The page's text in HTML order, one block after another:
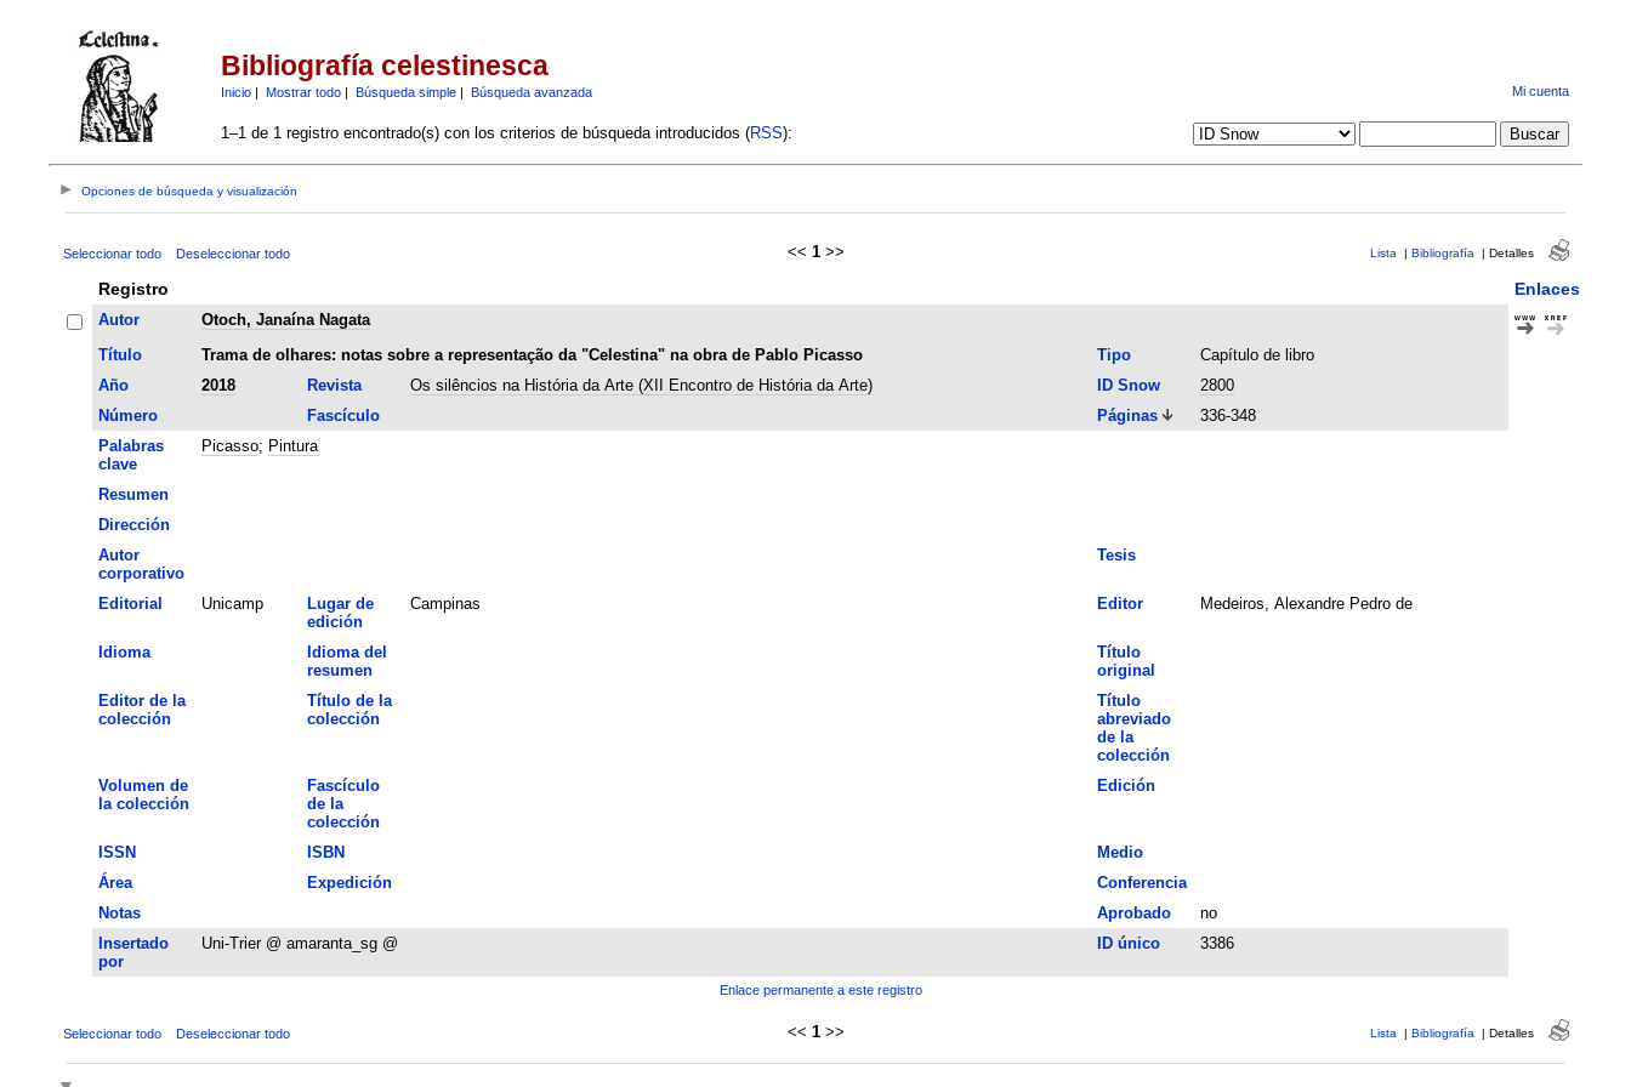
Bibliografía celestinesca
Inicio| Mostrar todo| Búsqueda simple| Búsqueda avanzada Mi cuenta
1–1 de 1 registro encontrado(s) con los criterios de búsqueda introducidos (RSS):
Opciones de búsqueda y visualización
Seleccionar todo Deseleccionar todo << 1 >> Lista | Bibliografía | Detalles
Registro Enlaces
Autor
Otoch, Janaína Nagata
Título
Trama de olhares: notas sobre a representação da "Celestina" na obra de Pablo Picasso Tipo
Capítulo de libro
Año
2018 Revista Os silêncios na História da Arte (XII Encontro de História da Arte) ID Snow
2800
Número
Fascículo Páginas
336-348
Palabras
clave
Picasso; Pintura
Resumen
Dirección
Autor
corporativo
Tesis
Editorial Unicamp
Lugar de
edición
Campinas Editor Medeiros, Alexandre Pedro de
Idioma
Idioma del
resumen
Título
original
Editor de la
colección
Título de la
colección
Título
abreviado
de la
colección
Volumen de
la colección
Fascículo
de la
colección
Edición
ISSN ISBN
Medio
Área
Expedición
Conferencia
Notas
Aprobado
no
Insertado
por
Uni-Trier @ amaranta_sg @ ID único 3386
Enlace permanente a este registro
Seleccionar todo Deseleccionar todo << 1 >> Lista | Bibliografía | Detalles